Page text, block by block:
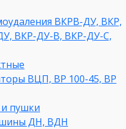
ВКРВ-ДУ, ВКР,
ВКР-ДУ-В, ВКР-ДУ-С,
ВЦП, ВР 100-45, ВР
пушки
ДН, ВДН